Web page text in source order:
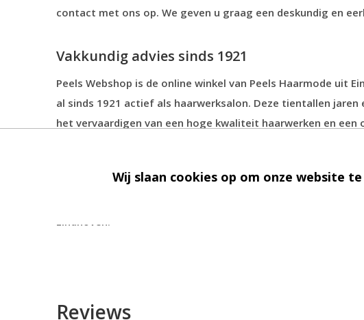
contact met ons op. We geven u graag een deskundig en
Vakkundig advies sinds 1921
Peels Webshop is de online winkel van Peels Haarmode uit
al sinds 1921 actief als haarwerksalon. Deze tientallen
het vervaardigen van een hoge kwaliteit haarwerken en een
We leveren in heelNederlandenBelgië. Bij een bestelling
Eindhoven.
Reviews
Wij slaan cookies op om onze website